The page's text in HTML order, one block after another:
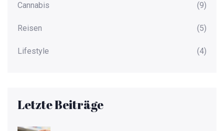
Cannabis (9)
Reisen (5)
Lifestyle (4)
Letzte Beiträge